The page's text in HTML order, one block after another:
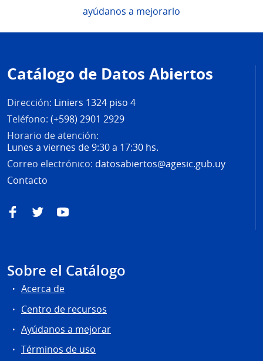
ayúdanos a mejorarlo
de
página
Catálogo de Datos Abiertos
Dirección: Liniers 1324 piso 4
Teléfono: (+598) 2901 2929
Horario de atención:
Lunes a viernes de 9:30 a 17:30 hs.
Correo electrónico: datosabiertos@agesic.gub.uy
Contacto
FacebookTwitterYouTube
Sobre el Catálogo
Acerca de
Centro de recursos
Ayúdanos a mejorar
Términos de uso